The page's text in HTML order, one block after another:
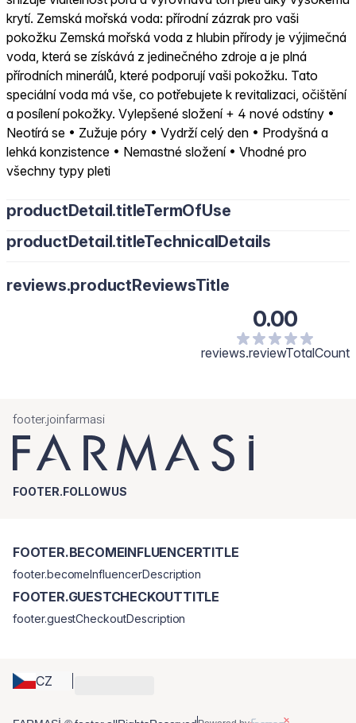
krytí. Zemská mořská voda: přírodní zázrak pro vaši
pokožku Zemská mořská voda z hlubin přírody je výjimečná
voda, která se získává z jedinečného zdroje a je plná
přírodních minerálů, které podporují vaši pokožku. Tato
speciální voda má vše, co potřebujete k revitalizaci, očištění
a posílení pokožky. Vylepšené složení + 4 nové odstíny •
Neotírá se • Zužuje póry • Vydrží celý den • Prodyšná a
lehká konzistence • Nemastné složení • Vhodné pro
všechny typy pleti
productDetail.titleTermOfUse
productDetail.titleTechnicalDetails
reviews.productReviewsTitle
0.00
reviews.reviewTotalCount
footer.joinfarmasi
FOOTER.FOLLOWUS
CZ
FOOTER.BECOMEINFLUENCERTITLE
footer.becomeInfluencerDescription
FOOTER.GUESTCHECKOUTTITLE
footer.guestCheckoutDescription